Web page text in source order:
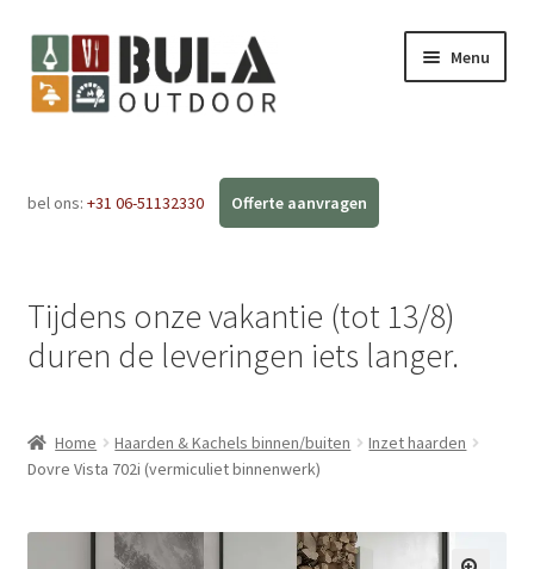
Menu
Webshop
FAQ
Contact
bel ons: +31 06-51132330
Tijdens onze vakantie (tot 13/8)
duren de leveringen iets langer.
Home Haarden & Kachels binnen/buiten
Inzet haarden
Dovre Vista 702i (vermiculiet binnenwerk)